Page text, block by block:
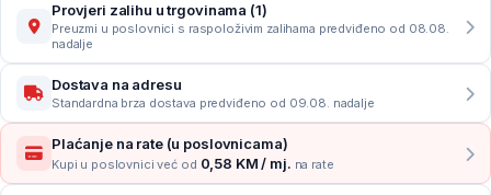
Provjeri zalihu u trgovinama (1)
Preuzmi u poslovnici s raspoloživim zalihama predviđeno od 08.08.
nadalje
Dostava na adresu
Standardna brza dostava predviđeno od 09.08. nadalje
Plaćanje na rate (u poslovnicama)
Kupi u poslovnici već od 0,58 KM / mj. na rate